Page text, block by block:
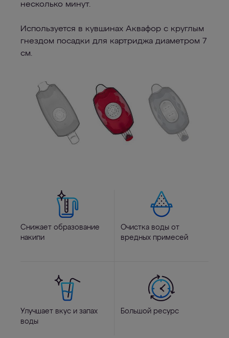
несколько минут.
Используется в кувшинах Аквафор c круглым
гнездом посадки для картриджа диаметром 7
см.
Снижает образование
накипи
Очистка воды от
вредных примесей
Улучшает вкус и запах
воды
Большой ресурс